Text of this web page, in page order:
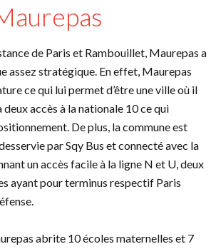
de Paris et Rambouillet, Maurepas a
assez stratégique. En effet, Maurepas
ce qui lui permet d’être une ville où il
accès à la nationale 10 ce qui
De plus, la commune est
par Sqy Bus et connecté avec la
un accès facile à la ligne N et U, deux
ayant pour terminus respectif Paris
abrite 10 écoles maternelles et 7